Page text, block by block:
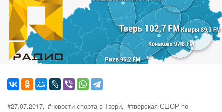
#27.07.2017, #новости спорта в Твери, #тверская СШОР по